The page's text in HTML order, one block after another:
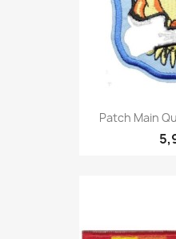
Patch Main